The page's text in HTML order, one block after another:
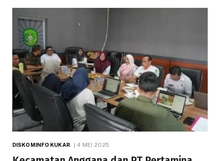
DISKOMINFO KUKAR 4 MEI 2025